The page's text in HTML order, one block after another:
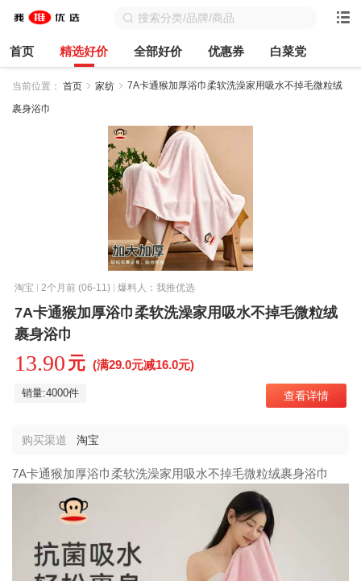
首页 精选好价 全部好价 优惠券 白菜党
当前位置： 首页 家纺 7A卡通猴加厚浴巾柔软洗澡家用吸水不掉毛微粒绒
裹身浴巾
淘宝 2个月前 (06-11) 爆料人：我推优选
7A卡通猴加厚浴巾柔软洗澡家用吸水不掉毛微粒绒
裹身浴巾
13.90 元 (满29.0元减16.0元)
销量:4000件 查看详情
购买渠道 淘宝
7A卡通猴加厚浴巾柔软洗澡家用吸水不掉毛微粒绒裹身浴巾